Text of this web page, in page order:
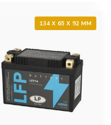
134 X 65 X 92 MM